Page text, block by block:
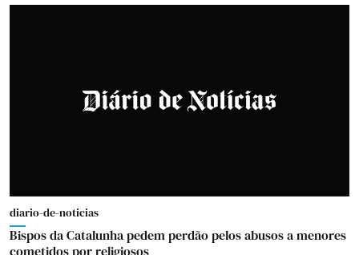
diario-de-noticias
Bispos da Catalunha pedem perdão pelos abusos a menores
cometidos por religiosos